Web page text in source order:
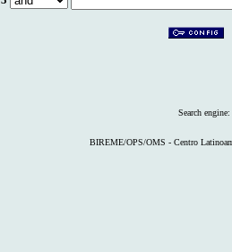
Search engine:
BIREME/OPS/OMS - Centro